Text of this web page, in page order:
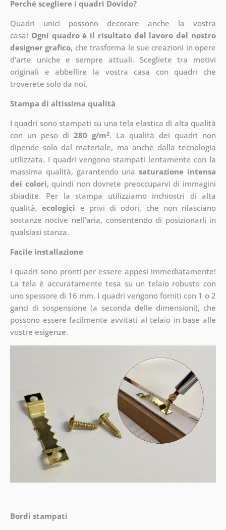
Perché scegliere i quadri Dovido?
Quadri unici possono decorare anche la vostra
casa! Ogni quadro è il risultato del lavoro del nostro
designer grafico, chetrasforma le sue creazioni in opere
d'arte uniche e sempre attuali. Scegliete tra motivi
originali e abbellire la vostra casa con quadri che
troverete solo da noi.
Stampa di altissima qualità
I quadri sono stampati su una tela elastica di alta qualità
con un peso di 280 g/m2. La qualità dei quadri non
dipende solo dal materiale, ma anche dalla tecnologia
utilizzata. I quadri vengono stampati lentamente con la
massima qualità, garantendo unasaturazione intensa
dei colori, quindi non dovrete preoccuparvi di immagini
sbiadite. Per la stampa utilizziamo inchiostri di alta
qualità,ecologici e privi di odori, che non rilasciano
sostanze nocive nell'aria, consentendo di posizionarli in
qualsiasi stanza.
Facile installazione
I quadri sono pronti per essere appesi immediatamente!
La tela è accuratamente tesa su un telaio robusto con
uno spessore di 16 mm. I quadri vengono forniti con 1 o 2
ganci di sospensione (a seconda delle dimensioni), che
possono essere facilmente avvitati al telaio in base alle
vostre esigenze.
Bordi stampati